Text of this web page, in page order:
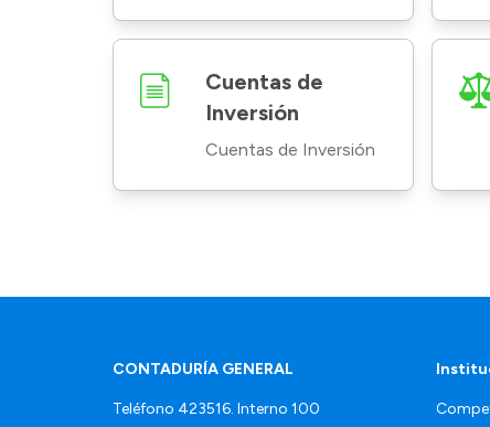
Cuentas de
Inversión
Cuentas de Inversión
CONTADURÍA GENERAL
Teléfono 423516. Interno 100